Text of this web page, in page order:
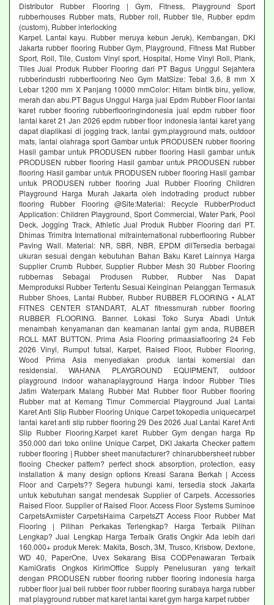
Distributor Rubber Flooring | Gym, Fitness, Playground Sport
rubberhouses Rubber mats, Rubber roll, Rubber tile, Rubber epdm
(custom), Rubber interlocking
Karpet. Lantai kayu. Rubber meruya kebun Jeruk), Kembangan, DKI
Jakarta rubber flooring Rubber Gym, Playground, Fitness Mat Rubber
Sport, Roll, Tile, Custom Vinyl sport, Hospital, Home Vinyl Roll, Plank,
Tiles Jual Produk Rubber Flooring dari PT Bagus Unggul Sejahtera
rubberindustri rubberflooring Neo Gym MatSize: Tebal 3,6, 8 mm X
Lebar 1200 mm X Panjang 10000 mmColor: Hitam bintik biru, yellow,
merah dan abu.PT Bagus Unggul Harga jual Epdm Rubber Floor lantai
karet rubber flooring rubberflooringindonesia jual epdm rubber floor
lantai karet 21 Jan 2026 epdm rubber floor indonesia lantai karet yang
dapat diaplikasi di jogging track, lantai gym,playground mats, outdoor
mats, lantai olahraga sport Gambar untuk PRODUSEN rubber flooring
Hasil gambar untuk PRODUSEN rubber flooring Hasil gambar untuk
PRODUSEN rubber flooring Hasil gambar untuk PRODUSEN rubber
flooring Hasil gambar untuk PRODUSEN rubber flooring Hasil gambar
untuk PRODUSEN rubber flooring Jual Rubber Flooring Children
Playground Harga Murah Jakarta oleh indotrading product rubber
flooring Rubber Flooring @Site:Material: Recycle RubberProduct
Application: Children Playground, Sport Commercial, Water Park, Pool
Deck, Jogging Track, Athletic Jual Produk Rubber Flooring dari PT.
Dhimas Trimitra International mitrainternational rubberflooring Rubber
Paving Wall. Material: NR, SBR, NBR, EPDM dllTersedia berbagai
ukuran sesuai dengan kebutuhan Bahan Baku Karet Lainnya Harga
Supplier Crumb Rubber, Supplier Rubber Mesh 30 Rubber Flooring
rubbernas Sebagai Produsen Rubber, Rubber Nas Dapat
Memproduksi Rubber Tertentu Sesuai Keinginan Pelanggan Termasuk
Rubber Shoes, Lantai Rubber, Rubber RUBBER FLOORING • ALAT
FITNES CENTER STANDART, ALAT fitnessmurah rubber flooring
RUBBER FLOORING. Banner. Lokasi Toko Surya Abadi Untuk
menambah kenyamanan dan keamanan lantai gym anda, RUBBER
ROLL MAT BUTTON. Prima Asia Flooring primaasiaflooring 24 Feb
2026 Vinyl, Rumput futsal, Karpet, Raised Floor, Rubber Flooring,
Wood Prima Asia menyediakan produk lantai komersial dan
residensial. WAHANA PLAYGROUND EQUIPMENT, outdoor
playground indoor wahanaplayground Harga Indoor Rubber Tiles
Jatim Waterpark Malang Rubber Mat Rubber floor Rubber flooring
Rubber mat at Kemang Timur Commercial Playground Jual Lantai
Karet Anti Slip Rubber Flooring Unique Carpet tokopedia uniquecarpet
lantai karet anti slip rubber flooring 29 Des 2026 Jual Lantai Karet Anti
Slip Rubber Flooring,Karpet karet Rubber Gym dengan harga Rp
350.000 dari toko online Unique Carpet, DKI Jakarta Checker pattem
rubber flooring | Rubber sheet manufacturer? chinarubbersheet rubber
flooing Checker pattem? perfect shock absorption, protection, easy
installation & many design options Kreasi Sarana Berkah | Access
Floor and Carpets?? Segera hubungi kami, tersedia stock Jakarta
untuk kebutuhan sangat mendesak Supplier of Carpets. Accessories
Raised Floor. Supplier of Raised Floor. Access Floor Systems Suminoe
CarpetsAxmister CarpetsHaima CarpetsZT Access Floor Rubber Mat
Flooring | Pilihan Perkakas Terlengkap? Harga Terbaik Pilihan
Lengkap? Jual Lengkap Harga Terbaik Gratis Ongkir Ada lebih dari
160.000+ produk Merek: Makita, Bosch, 3M, Trusco, Krisbow, Dextone,
WD 40, PaperOne, Uvex Sekarang Bisa CODPenawaran Terbaik
KamiGratis Ongkos KirimOffice Supply Penelusuran yang terkait
dengan PRODUSEN rubber flooring rubber flooring indonesia harga
rubber floor jual beli rubber floor rubber flooring surabaya harga rubber
mat playground rubber mat karet lantai karet gym harga karpet rubber